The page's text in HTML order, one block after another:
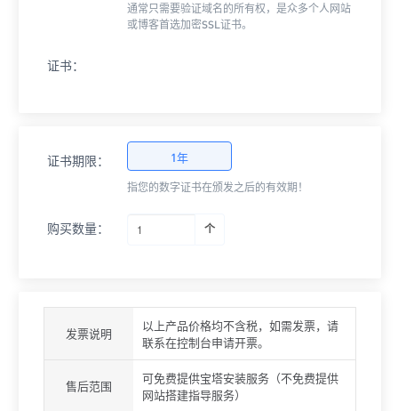
通常只需要验证域名的所有权，是众多个人网站
或博客首选加密SSL证书。
证书：
证书期限： 1年
指您的数字证书在颁发之后的有效期！
购买数量： 个
发票说明
以上产品价格均不含税，如需发票，请
联系在控制台申请开票。
售后范围
可免费提供宝塔安装服务（不免费提供
网站搭建指导服务）